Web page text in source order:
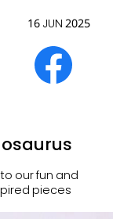
16 JUN 2025
our fun and
pieces.